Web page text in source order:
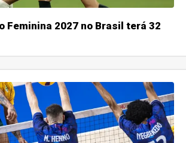
Feminina 2027 no Brasil terá 32